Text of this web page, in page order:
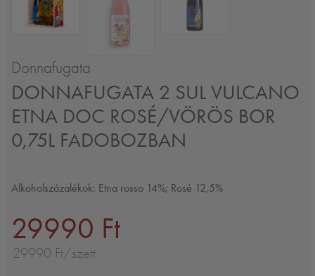
Donnafugata
DONNAFUGATA 2 SUL VULCANO
ETNA DOC ROSÉ/VÖRÖS BOR
0,75L FADOBOZBAN
Alkoholszázalékok: Etna rosso 14%; Rosé 12,5%
29990 Ft
29990 Ft/szett